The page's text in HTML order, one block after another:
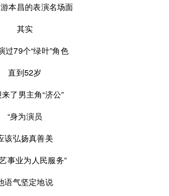
本昌的表演名场面
其实
过79个“绿叶”角色
直到52岁
了男主角“济公”
“身为演员
该弘扬真善美
事业为人民服务”
语气坚定地说